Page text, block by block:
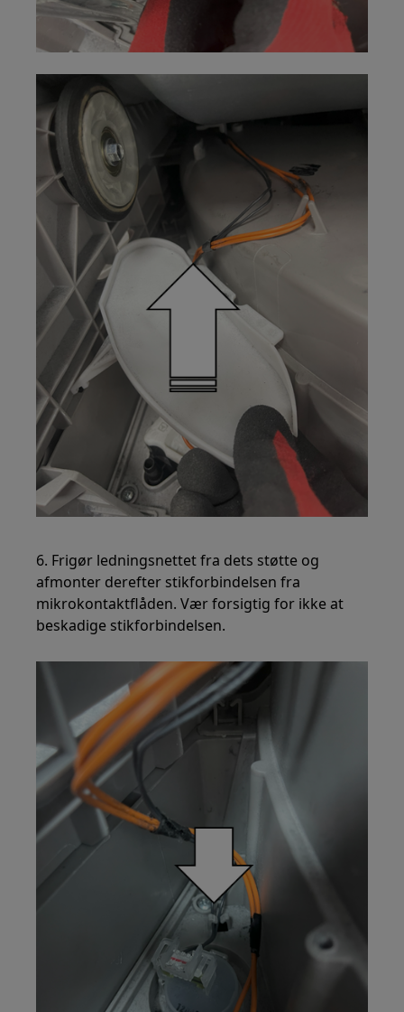
6. Frigør ledningsnettet fra dets støtte og
afmonter derefter stikforbindelsen fra
mikrokontaktflåden. Vær forsigtig for ikke at
beskadige stikforbindelsen.